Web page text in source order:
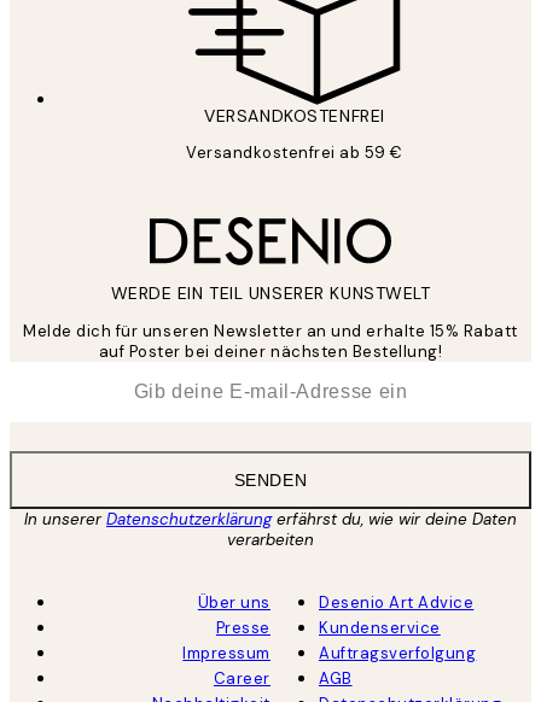
VERSANDKOSTENFREI
Versandkostenfrei ab 59 €
WERDE EIN TEIL UNSERER KUNSTWELT
Melde dich für unseren Newsletter an und erhalte 15% Rabatt
auf Poster bei deiner nächsten Bestellung!
SENDEN
In unsererDatenschutzerklärungerfährst du, wie wir deine Daten
verarbeiten
Über uns
Presse
Impressum
Career
Desenio Art Advice
Kundenservice
Auftragsverfolgung
AGB